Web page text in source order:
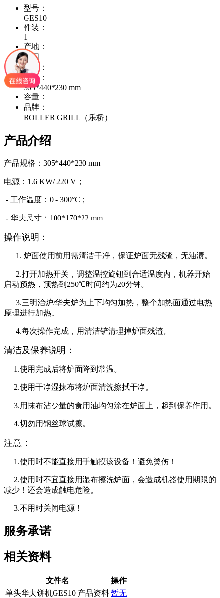
型号：
GES10
件装：
1
产地：
法国
材质：
规格：
305*440*230 mm
容量：
品牌：
ROLLER GRILL（乐桥）
产品介绍
产品规格：305*440*230 mm
电源：1.6 KW/ 220 V；
- 工作温度：0 - 300°C；
- 华夫尺寸：100*170*22 mm
操作说明：
炉面使用前用需清洁干净，保证炉面无残渣，无油渍。
2.打开加热开关，调整温控旋钮到合适温度内，机器开始
启动预热，预热到250℃时间约为20分钟。
3.三明治炉/华夫炉为上下均匀加热，整个加热面通过电热
原理进行加热。
4.每次操作完成，用清洁铲清理掉炉面残渣。
清洁及保养说明：
1.使用完成后将炉面降到常温。
2.使用干净湿抹布将炉面清洗擦拭干净。
3.用抹布沾少量的食用油均匀涂在炉面上，起到保养作用。
4.切勿用钢丝球试擦。
注意：
1.使用时不能直接用手触摸该设备！避免烫伤！
2.使用时不宜直接用湿布擦洗炉面，会造成机器使用期限的
减少！还会造成触电危险。
3.不用时关闭电源！
服务承诺
相关资料
文件名
操作
单头华夫饼机GES10 产品资料 暂无